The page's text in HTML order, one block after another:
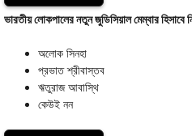
ভারতীয় লোকপালের নতুন জুডিসিয়াল মেম্বার
অলোক সিনহা
প্রভাত শ্রীবাস্তব
ঋতুরাজ আবাস্থি
কেউই নন